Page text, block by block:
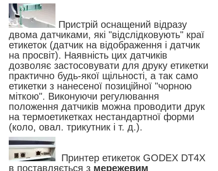
Пристрій оснащений відразу
двома датчиками, які "відслідковують" краї
етикеток (датчик на відображення і датчик
на просвіт). Наявність цих датчиків
дозволяє застосовувати для друку етикетки
практично будь-якої щільності, а так само
етикетки з нанесеної позиційної "чорною
міткою". Виконуючи регулювання
положення датчиків можна проводити друк
на термоетикетках нестандартної форми
(коло, овал. трикутник і т. д.).
Принтер етикеток GODEX DT4X
в поставляється з мережевим